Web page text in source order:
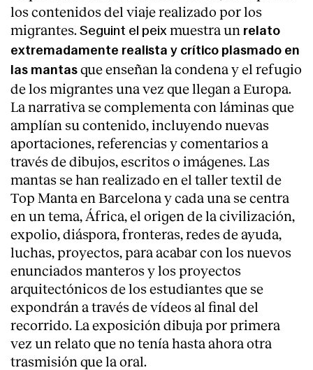
Clientes
los contenidos del viaje realizado por los
migrantes. Seguint el peix muestra un relato
extremadamente realista y crítico plasmado en
las mantas que enseñan la condena y el refugio
de los migrantes una vez que llegan a Europa.
La narrativa se complementa con láminas que
amplían su contenido, incluyendo nuevas
aportaciones, referencias y comentarios a
través de dibujos, escritos o imágenes. Las
mantas se han realizado en el taller textil de
Top Manta en Barcelona y cada una se centra
en un tema, África, el origen de la civilización,
expolio, diáspora, fronteras, redes de ayuda,
luchas, proyectos, para acabar con los nuevos
enunciados manteros y los proyectos
arquitectónicos de los estudiantes que se
expondrán a través de vídeos al final del
recorrido. La exposición dibuja por primera
vez un relato que no tenía hasta ahora otra
trasmisión que la oral.